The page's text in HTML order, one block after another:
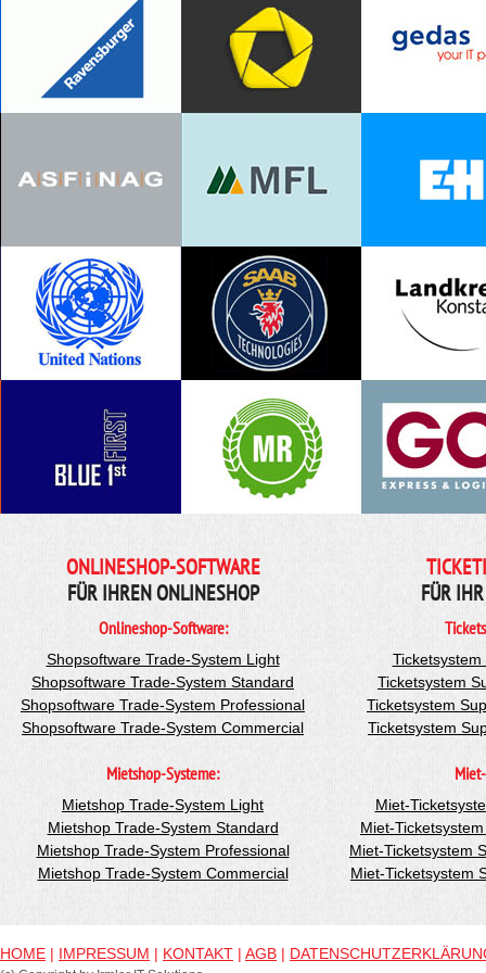
ONLINESHOP-SOFTWARE
FÜR IHREN ONLINESHOP
Onlineshop-Software:
Shopsoftware Trade-System Light
Shopsoftware Trade-System Standard
Shopsoftware Trade-System Professional
Shopsoftware Trade-System Commercial
Mietshop-Systeme:
Mietshop Trade-System Light
Mietshop Trade-System Standard
Mietshop Trade-System Professional
Mietshop Trade-System Commercial
FÜR
Ticketsystem
Ticketsystem
Ticketsystem
Miet-
Miet-
Miet-Ticketsystem
Miet-Ticketsystem
HOME | IMPRESSUM | KONTAKT | AGB |